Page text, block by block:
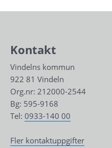
Kontakt
Vindelns kommun
922 81 Vindeln
Org.nr: 212000-2544
Bg: 595-9168
Tel: 0933-140 00
Fler kontaktuppgifter